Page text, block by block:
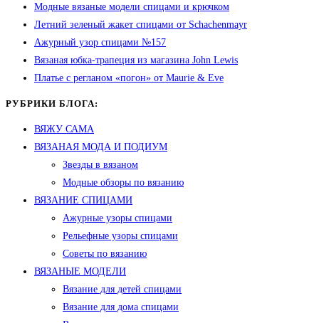
Модные вязаные модели спицами и крючком
Летний зеленый жакет спицами от Schachenmayr
Ажурный узор спицами №157
Вязаная юбка-трапеция из магазина John Lewis
Платье с регланом «погон» от Maurie & Eve
РУБРИКИ БЛОГА:
ВЯЖУ САМА
ВЯЗАНАЯ МОДА И ПОДИУМ
Звезды в вязаном
Модные обзоры по вязанию
ВЯЗАНИЕ СПИЦАМИ
Ажурные узоры спицами
Рельефные узоры спицами
Советы по вязанию
ВЯЗАНЫЕ МОДЕЛИ
Вязание для детей спицами
Вязание для дома спицами